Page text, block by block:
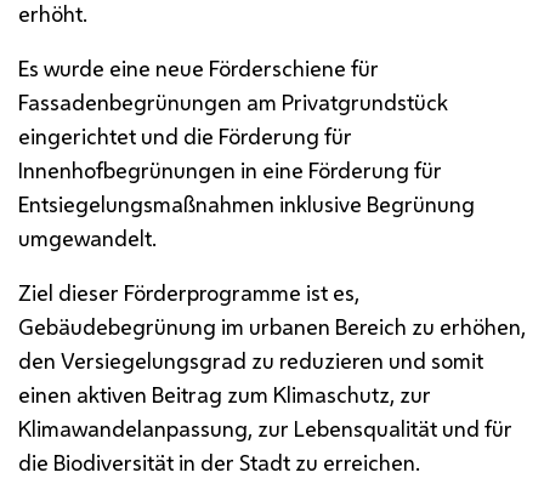
erhöht.
Es wurde eine neue Förderschiene für
Fassadenbegrünungen am Privatgrundstück
eingerichtet und die Förderung für
Innenhofbegrünungen in eine Förderung für
Entsiegelungsmaßnahmen inklusive Begrünung
umgewandelt.
Ziel dieser Förderprogramme ist es,
Gebäudebegrünung im urbanen Bereich zu erhöhen,
den Versiegelungsgrad zu reduzieren und somit
einen aktiven Beitrag zum Klimaschutz, zur
Klimawandelanpassung, zur Lebensqualität und für
die Biodiversität in der Stadt zu erreichen.